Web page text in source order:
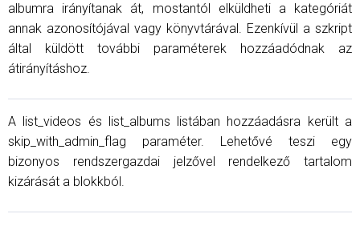
albumra irányítanak át, mostantól elküldheti a kategóriát
annak azonosítójával vagy könyvtárával. Ezenkívül a szkript
által küldött további paraméterek hozzáadódnak az
átirányításhoz.
A list_videos és list_albums listában hozzáadásra került a
skip_with_admin_flag paraméter. Lehetővé teszi egy
bizonyos rendszergazdai jelzővel rendelkező tartalom
kizárását a blokkból.